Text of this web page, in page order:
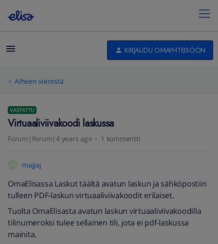
KIRJAUDU OMAYHTEISÖÖN
Aiheen vierestä
VASTATTU
Virtuaaliviivakoodi laskussa
Forum|Forum|4 years ago 1 kommentti
majjaj
OmaElisassa Laskut täältä avatun laskun ja sähköpostiin
tulleen PDF-laskun virtuaaliviivakoodit erilaiset.
Tuolta OmaElisasta avatun laskun virtuaaliviivakoodilla
tilinumeroksi tulee sellainen tili, jota ei pdf-laskussa
mainita.